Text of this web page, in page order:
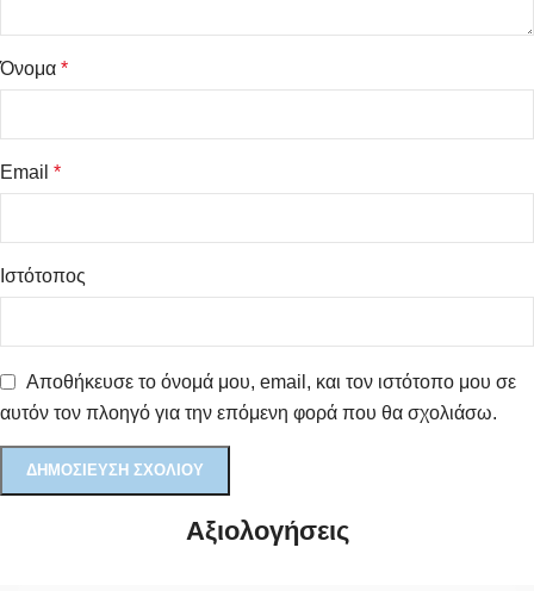
Όνομα *
Email *
Ιστότοπος
Αποθήκευσε το όνομά μου, email, και τον ιστότοπο μου σε
αυτόν τον πλοηγό για την επόμενη φορά που θα σχολιάσω.
Αξιολογήσεις